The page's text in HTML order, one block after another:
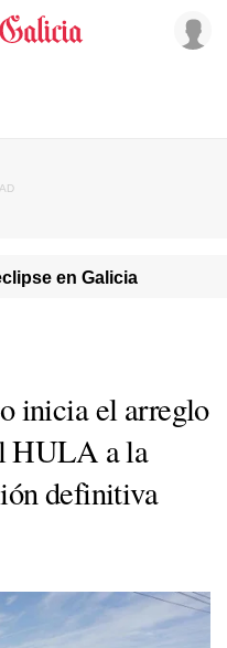
en Galicia
inicia el arreglo
HULA a la
definitiva